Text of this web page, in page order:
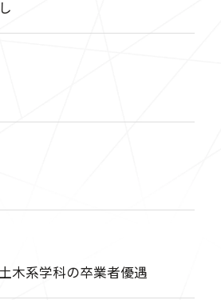
木系学科の卒業者優遇